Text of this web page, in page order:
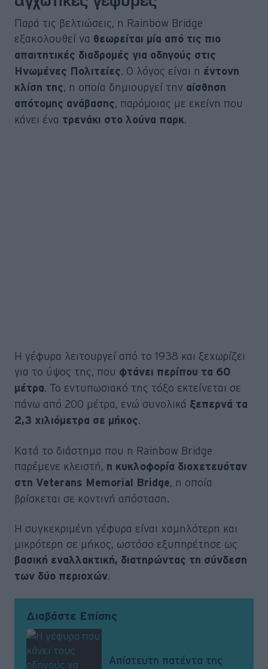
Παρά τις βελτιώσεις, η Rainbow Bridge
εξακολουθεί να θεωρείται μία από τις πιο
απαιτητικές διαδρομές για οδηγούς στις
Ηνωμένες Πολιτείες. Ο λόγος είναι η έντονη
κλίση της, η οποία δημιουργεί την αίσθηση
απότομης ανάβασης, παρόμοιας με εκείνη που
κάνει ένα τρενάκι στο λούνα παρκ.
Η γέφυρα λειτουργεί από το 1938 και ξεχωρίζει
για το ύψος της, που φτάνει περίπου τα 60
μέτρα. Το εντυπωσιακό της τόξο εκτείνεται σε
πάνω από 200 μέτρα, ενώ συνολικά ξεπερνά τα
2,3 χιλιόμετρα σε μήκος.
Κατά το διάστημα που η Rainbow Bridge
παρέμενε κλειστή, η κυκλοφορία διοχετευόταν
στη Veterans Memorial Bridge, η οποία
βρίσκεται σε κοντινή απόσταση.
Η συγκεκριμένη γέφυρα είναι χαμηλότερη και
μικρότερη σε μήκος, ωστόσο εξυπηρέτησε ως
βασική εναλλακτική, διατηρώντας τη σύνδεση
των δύο περιοχών.
Διαβάστε Επίσης
Απίστευτη πατέντα της